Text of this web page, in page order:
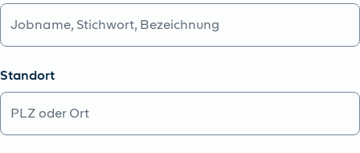
Standort